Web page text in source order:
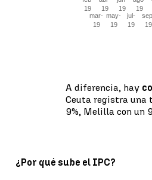
A diferencia, hay
Ceuta registra una
9%, Melilla con un
¿Por qué sube el IPC?